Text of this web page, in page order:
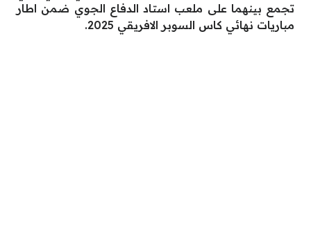
تجمع بينهما على ملعب استاد الدفاع الجوي ضمن اطار
مباريات نهائي كاس السوبر الافريقي 2025.